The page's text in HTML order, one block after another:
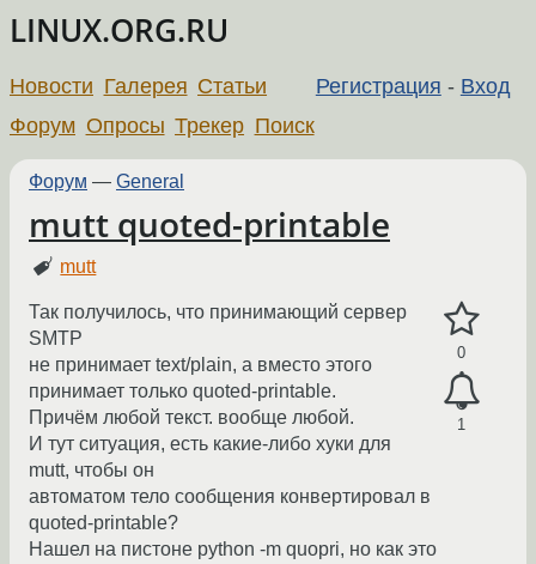
LINUX.ORG.RU
Регистрация - Вход
Новости Галерея Статьи
Форум Опросы Трекер Поиск
Форум — General
mutt quoted-printable
mutt
0
1
Так получилось, что принимающий сервер
SMTP
не принимает text/plain, а вместо этого
принимает только quoted-printable.
Причём любой текст. вообще любой.
И тут ситуация, есть какие-либо хуки для
mutt, чтобы он
автоматом тело сообщения конвертировал в
quoted-printable?
Нашел на пистоне python -m quopri, но как это